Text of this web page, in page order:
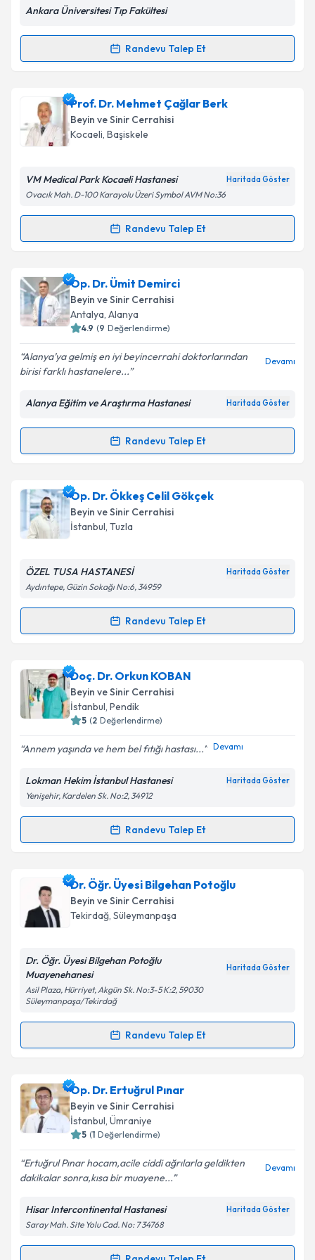
Kişisel verilerimin işlenmesine ilişkinAydınlatma
Takvim Talebini Gönder
Ankara Üniversitesi Tıp Fakültesi
Randevu Talep Et
Randevu Takvimi Talebi
Doç. Dr. İhsan Doğaniçin randevu takvimi talebi
oluşturun. Size bu uzmandan randevu almanız için bir
takvim hazırlandığında e-posta ile bilgilendireceğiz.
Kişisel verilerimin işlenmesine ilişkin
Metni'ni okudum ve kişisel verilerimin belirtilen
Takvim Talebini Gönder
Prof. Dr. Mehmet Çağlar Berk
Beyin ve Sinir Cerrahisi
Kocaeli, Başiskele
VM Medical Park Kocaeli Hastanesi Haritada Göster
Ovacık Mah. D-100 Karayolu Üzeri Symbol AVM No:36
Randevu Talep Et
Randevu Takvimi Talebi
Prof. Dr. Mehmet Çağlar Berk
talebi oluşturun. Size bu uzmandan randevu almanız
için bir takvim hazırlandığında e-posta ile
bilgilendireceğiz.
E-posta Adresiniz
'ni okudum ve kişisel verilerimin belirtilen
kapsamda işlenmesini kabul ediyorum.
Takvim Talebini Gönder
Op. Dr. Ümit Demirci
Beyin ve Sinir Cerrahisi
Antalya, Alanya
4.9 (9 Değerlendirme)
Alanya’ya gelmiş en iyi beyincerrahi doktorlarından
birisi farklı hastanelere...
Devamı
Alanya Eğitim ve Araştırma Hastanesi Haritada Göster
Randevu Talep Et
Randevu Takvimi Talebi
Op. Dr. Ümit Demirciiçin randevu takvimi talebi
oluşturun. Size bu uzmandan randevu almanız için bir
takvim hazırlandığında e-posta ile bilgilendireceğiz.
Kişisel verilerimin işlenmesine ilişkin
Metni'ni okudum ve kişisel verilerimin belirtilen
Takvim Talebini Gönder
Op. Dr. Ökkeş Celil Gökçek
Beyin ve Sinir Cerrahisi
İstanbul, Tuzla
ÖZEL TUSA HASTANESİ Haritada Göster
Aydıntepe, Güzin Sokağı No:6, 34959
Randevu Talep Et
Randevu Takvimi Talebi
Op. Dr. Ökkeş Celil Gökçekiçin randevu takvimi
talebi oluşturun. Size bu uzmandan randevu almanız
için bir takvim hazırlandığında e-posta ile
bilgilendireceğiz.
E-posta Adresiniz
Kişisel verilerimin işlenmesine ilişkinAydınlatma
'ni okudum ve kişisel verilerimin belirtilen
kapsamda işlenmesini kabul ediyorum.
Takvim Talebini Gönder
Doç. Dr. Orkun KOBAN
Beyin ve Sinir Cerrahisi
İstanbul, Pendik
5 (2 Değerlendirme)
Annem yaşında ve hem bel fıtığı hastası... Devamı
Lokman Hekim İstanbul Hastanesi Haritada Göster
Yenişehir, Kardelen Sk. No:2, 34912
Randevu Talep Et
Randevu Takvimi Talebi
Doç. Dr. Orkun KOBANiçin randevu takvimi talebi
oluşturun. Size bu uzmandan randevu almanız için bir
takvim hazırlandığında e-posta ile bilgilendireceğiz.
Kişisel verilerimin işlenmesine ilişkin
Metni'ni okudum ve kişisel verilerimin belirtilen
kapsamda işlenmesini kabul ediyorum.
Dr. Öğr. Üyesi Bilgehan Potoğlu
Beyin ve Sinir Cerrahisi
Tekirdağ, Süleymanpaşa
Dr. Öğr. Üyesi Bilgehan Potoğlu
Muayenehanesi
Haritada Göster
Asil Plaza, Hürriyet, Akgün Sk. No:3-5 K:2, 59030
Süleymanpaşa/Tekirdağ
Randevu Talep Et
Randevu Takvimi Talebi
Dr. Öğr. Üyesi Bilgehan Potoğlu
takvimi talebi oluşturun. Size bu uzmandan randevu
almanız için bir takvim hazırlandığında e-posta ile
bilgilendireceğiz.
E-posta Adresiniz
Kişisel verilerimin işlenmesine ilişkin
Metni'ni okudum ve kişisel verilerimin belirtilen
kapsamda işlenmesini kabul ediyorum.
Op. Dr. Ertuğrul Pınar
Beyin ve Sinir Cerrahisi
İstanbul, Ümraniye
5 (1 Değerlendirme)
Ertuğrul Pınar hocam,acile ciddi ağrılarla geldikten
dakikalar sonra,kısa bir muayene...
Devamı
Hisar Intercontinental Hastanesi Haritada Göster
Saray Mah. Site Yolu Cad. No: 7 34768